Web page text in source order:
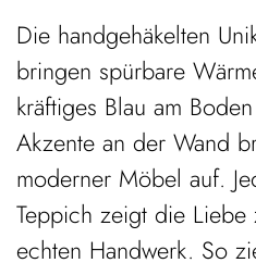
Die handgehäkelten
bringen spürbare
kräftiges Blau am
Akzente an der Wand
moderner Möbel auf.
Teppich zeigt die
echten Handwerk. So